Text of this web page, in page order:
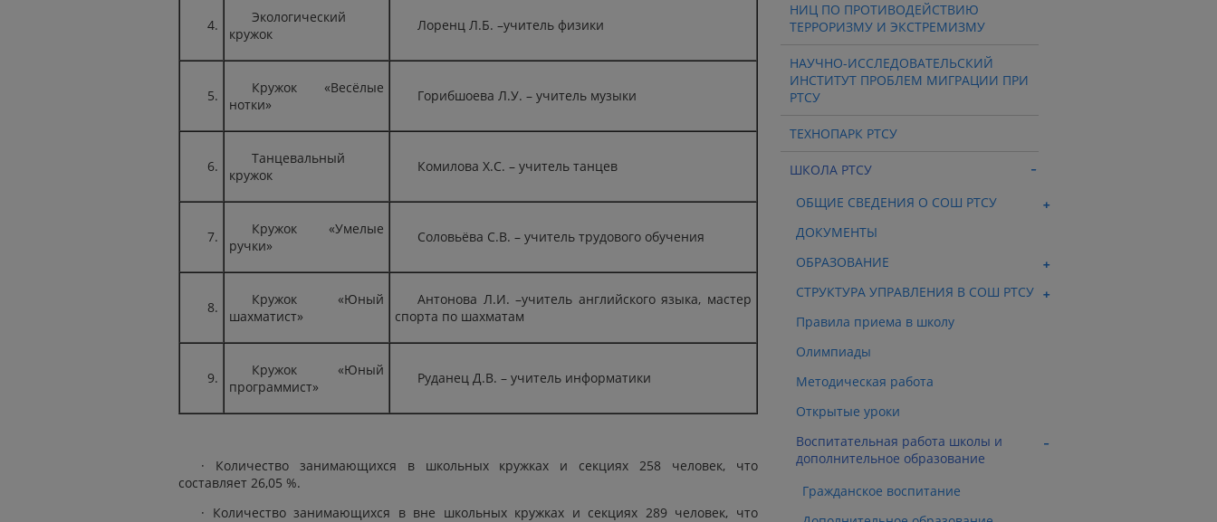
4.
Экологический
кружок
Лоренц Л.Б. –учитель физики
5.
Кружок «Весёлые
нотки»
Горибшоева Л.У. – учитель музыки
6.
Танцевальный
кружок
Комилова Х.С. – учитель танцев
7.
Кружок «Умелые
ручки»
Соловьёва С.В. – учитель трудового обучения
8.
Кружок «Юный
шахматист»
Антонова Л.И. –учитель английского языка, мастер
спорта по шахматам
9.
Кружок «Юный
программист»
Руданец Д.В. – учитель информатики
· Количество занимающихся в школьных кружках и секциях 258 человек, что
составляет 26,05 %.
· Количество занимающихся в вне школьных кружках и секциях 289 человек, что
НИЦ ПО ПРОТИВОДЕЙСТВИЮ
ТЕРРОРИЗМУ И ЭКСТРЕМИЗМУ
НАУЧНО-ИССЛЕДОВАТЕЛЬСКИЙ
ИНСТИТУТ ПРОБЛЕМ МИГРАЦИИ ПРИ
РТСУ
ТЕХНОПАРК РТСУ
ШКОЛА РТСУ
ОБЩИЕ СВЕДЕНИЯ О СОШ РТСУ
ДОКУМЕНТЫ
ОБРАЗОВАНИЕ
СТРУКТУРА УПРАВЛЕНИЯ В СОШ РТСУ
Правила приема в школу
Олимпиады
Методическая работа
Открытые уроки
Воспитательная работа школы и
дополнительное образование
Гражданское воспитание